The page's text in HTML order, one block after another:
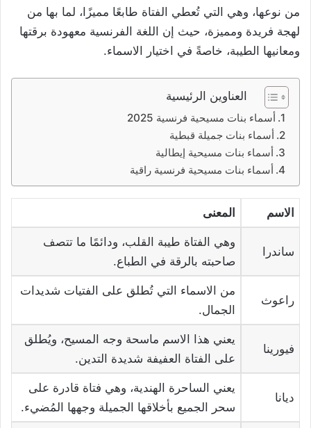
من نوعها، وهي التي تُعطي الفتاة طابعًا مميزًا، لما بها من
لهجة فريدة ومميزة، حيث إن اللغة الفرنسية معهودة برقتها
ومعانيها الطيبة، خاصةً في اختيار الاسماء.
العناوين الرئيسية
أسماء بنات مسيحية فرنسية 2025
أسماء بنات جميلة قبطية
أسماء بنات مسيحية إيطالية
أسماء بنات مسيحية فرنسية راقية
الاسم المعنى
ساندرا
وهي الفتاة طيبة القلب، ودائمًا ما تتصف
صاحبته بالرقة في الطباع.
راعوث
من الاسماء التي تُطلق على الفتيات شديدات
الجمال.
فيورينا
يعني هذا الاسم ماسحة وجه المسيح، ويُطلق
على الفتاة العفيفة شديدة التدين.
ديانا
يعني الساحرة الهندية، وهي فتاة قادرة على
سحر الجميع بأخلاقها الجميلة وجهها المُضيء.